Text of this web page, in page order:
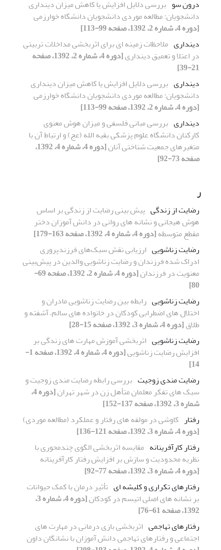
درون سو بررسی دلایل افزایش یا کاهش میزان دینداری
دانشجویان: مطالعه موردی دانشجویان دانشگاه خوارزمی
[دوره 4، شماره 2، 1392، صفحه 99-113]
دینداری ملاحظات زمینه ای برای اثربخشی مداخلات تربیتی
در اعتلا و تعمیق دینداری
[دوره 4، شماره 2، 1392، صفحه
21-39]
دینداری بررسی دلایل افزایش یا کاهش میزان دینداری
دانشجویان: مطالعه موردی دانشجویان دانشگاه خوارزمی
[دوره 4، شماره 2، 1392، صفحه 99-113]
دینداری بررسی مبانی فلسفی و میزان هوش معنوی
کارکنان دانشگاه علوم پزشکی بقیه الله (عج) و ارتباط آن با
متغیرهای جمعیت شناختی آنان
[دوره 4، شماره 4، 1392،
صفحه 73-92]
ر
رضایت از زندگی پیش بینی رضایت از زندگی بر اساس
هوش هیجانی و نشانه های روانی در دانش آموزان دختر
مقطع متوسطه[دوره 4، شماره 4، 1392، صفحه 163-179]
رضایت زناشویی ارزیابی نقش سبک‌های فرزندپروری
ادراک شده فرزندان و رضایت زناشویی والدین در پیش‌بینی
معنویت در فرزندان
[دوره 4، شماره 2، 1392، صفحه 69-
80]
رضایت زناشویی رابطه بین رضایت زناشویی مادران و
اختلال های اضطرابی کودکان در خانواده های سالم، آشفته و
طلاق[دوره 4، شماره 3، 1392، صفحه 15-28]
رضایت زناشویی اثربخشی آموزش مهارت های زندگی بر
افزایش رضایت زناشویی
[دوره 4، شماره 4، 1392، صفحه 1-
14]
رضایت مندی زوجیت بررسی رابطه رضایت مندی زوجیت و
سبک های تفکر معلمان متأهل زن در شهر تهران
[دوره 4،
شماره 3، 1392، صفحه 137-152]
رفتار کاوشی در مولفه های رفتار و عملکرد (مطالعه موردی)
[دوره 4، شماره 3، 1392، صفحه 121-136]
رفتار کارآفرینانه مقایسه اثربخشی الگوی چندمحوری با
نظریه محدودیت و سازش بر افزایش رفتار کارآفرینانه
[دوره 4، شماره 3، 1392، صفحه 77-92]
رفتارهای تکراری و کلیشه ای تأثیر درمان با کمک حیوانات
بر نشانه های اصلی اتیسم در کودکان
[دوره 4، شماره 3،
1392، صفحه 61-76]
رفتارهای تهاجمی اثربخشی بازی درمانی در مهارت های
اجتماعی و رفتارهای تهاجمی دانش آموزان با نشانگان داون